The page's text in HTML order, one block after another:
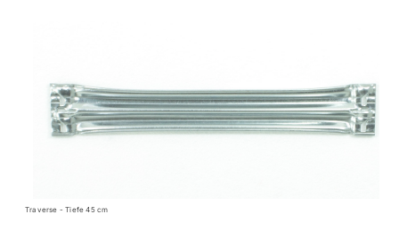
Traverse - Tiefe 45 cm